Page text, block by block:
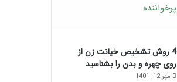
پرخواننده
4 روش تشخیص خیانت زن از
روی چهره و بدن را بشناسید
مهر 12, 1401